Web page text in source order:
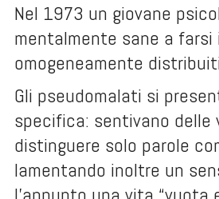
Nel 1973 un giovane
mentalmente sane a
omogeneamente
Gli pseudomalati si
specifica: sentivano delle
distinguere solo parole
lamentando inoltre un